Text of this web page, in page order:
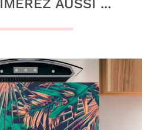
AUSSI ...